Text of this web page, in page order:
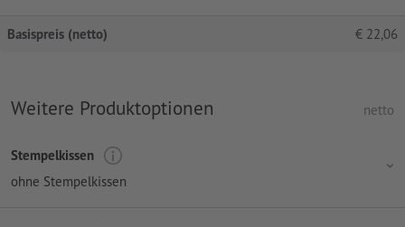
Basispreis (netto) € 22,06
Weitere Produktoptionen netto
Stempelkissen
ohne Stempelkissen